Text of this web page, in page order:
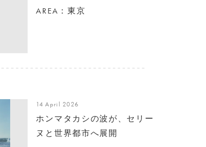
AREA：東京
14 April 2026
ホンマタカシの波が、セリー
ヌと世界都市へ展開